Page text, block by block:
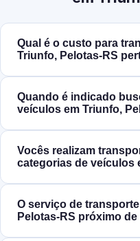
Qual é o custo para
Triunfo, Pelotas‑RS
Quando é indicado
veículos em Triunfo,
Vocês realizam
categorias de veículos
O serviço de
Pelotas‑RS próximo